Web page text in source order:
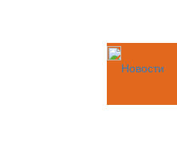
Новости